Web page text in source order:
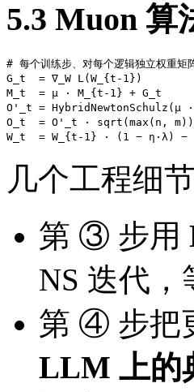
5.3 Muon 算
# 每个训练步、对每个逻辑独立权重矩
G_t  = ∇_W L(W_{t-1})
M_t  = μ · M_{t-1} + G_t
O'_t = HybridNewtonSchulz(μ
O_t  = O'_t · sqrt(max(n, m))
几个工程细
第 ③ 步用
NS 迭代
第 ④ 步把
LLM 上的